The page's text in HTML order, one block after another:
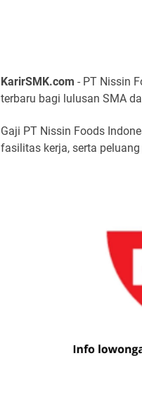
KarirSMK.com - PT Nissin
terbaru bagi lulusan SMA
Gaji PT Nissin Foods
fasilitas kerja, serta